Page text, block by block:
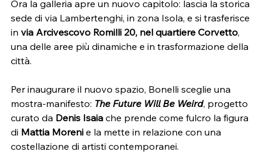
Ora la galleria apre un nuovo capitolo: lascia la storica
sede di via Lambertenghi, in zona Isola, e si trasferisce
in via Arcivescovo Romilli 20, nel quartiere Corvetto,
una delle aree più dinamiche e in trasformazione della
città.
Per inaugurare il nuovo spazio, Bonelli sceglie una
mostra-manifesto: The Future Will Be Weird, progetto
curato da Denis Isaia che prende come fulcro la figura
di Mattia Moreni e la mette in relazione con una
costellazione di artisti contemporanei.